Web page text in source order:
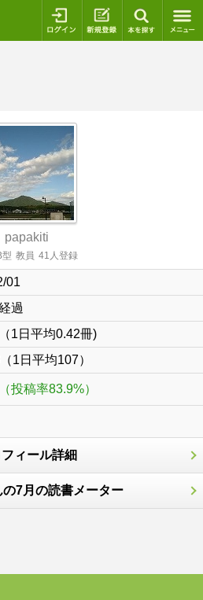
ログイン 新規登録
papakiti
型 教員 41人登録
01
過
1日平均0.42冊)
1日平均107）
投稿率83.9%）
ィール詳細
7月の読書メーター